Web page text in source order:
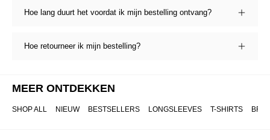
Hoe lang duurt het voordat ik mijn bestelling ontvang?
Hoe retourneer ik mijn bestelling?
MEER ONTDEKKEN
SHOP ALL NIEUW BESTSELLERS LONGSLEEVES T-SHIRTS